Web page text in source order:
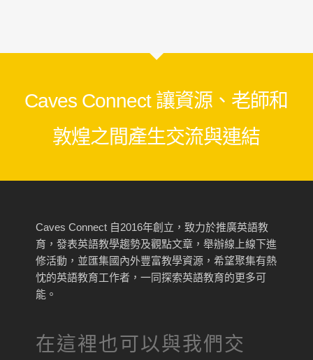
Caves Connect 讓資源、老師和
敦煌之間產生交流與連結
Caves Connect 自2016年創立，致力於推廣英語教
育，發表英語教學趨勢及觀點文章，舉辦線上線下進
修活動，並匯集國內外豐富教學資源，希望聚集有熱
忱的英語教育工作者，一同探索英語教育的更多可
能。
在這裡也可以與我們交